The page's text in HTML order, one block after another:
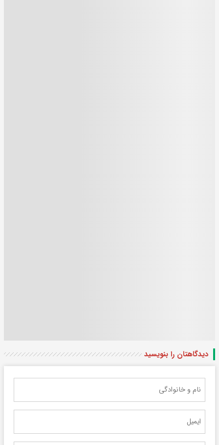
دیدگاهتان را بنویسید